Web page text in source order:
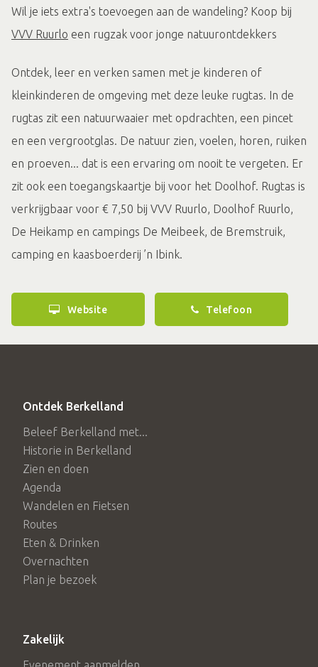
Wil je iets extra's toevoegen aan de wandeling? Koop bij
VVV Ruurlo een rugzak voor jonge natuurontdekkers
Ontdek, leer en verken samen met je kinderen of
kleinkinderen de omgeving met deze leuke rugtas. In de
rugtas zit een natuurwaaier met opdrachten, een pincet
en een vergrootglas. De natuur zien, voelen, horen, ruiken
en proeven... dat is een ervaring om nooit te vergeten. Er
zit ook een toegangskaartje bij voor het Doolhof. Rugtas is
verkrijgbaar voor € 7,50 bij VVV Ruurlo, Doolhof Ruurlo,
De Heikamp en campings De Meibeek, de Bremstruik,
camping en kaasboerderij ’n Ibink.
Website Telefoon
Ontdek Berkelland
Beleef Berkelland met...
Historie in Berkelland
Zien en doen
Agenda
Wandelen en Fietsen
Routes
Eten & Drinken
Overnachten
Plan je bezoek
Zakelijk